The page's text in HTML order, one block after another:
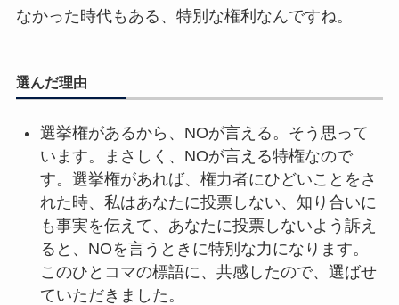
なかった時代もある、特別な権利なんですね。
選んだ理由
選挙権があるから、NOが言える。そう思って
います。まさしく、NOが言える特権なので
す。選挙権があれば、権力者にひどいことをさ
れた時、私はあなたに投票しない、知り合いに
も事実を伝えて、あなたに投票しないよう訴え
ると、NOを言うときに特別な力になります。
このひとコマの標語に、共感したので、選ばせ
ていただきました。